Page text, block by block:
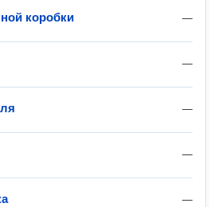
—
коробки
—
—
—
—